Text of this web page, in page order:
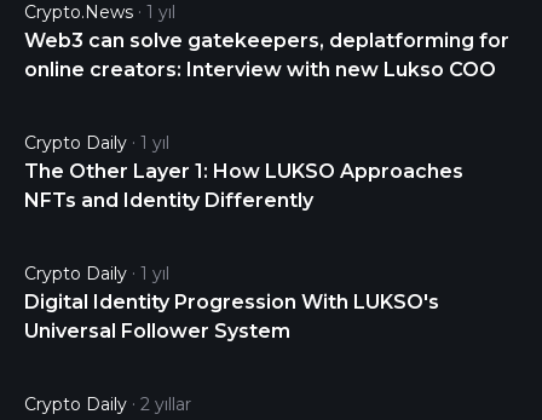
Crypto.news 1 yıl
Web3 can solve gatekeepers, deplatforming for
online creators: Interview with new Lukso COO
Crypto Daily 1 yıl
The Other Layer 1: How LUKSO Approaches
NFTs and Identity Differently
Crypto Daily 1 yıl
Digital Identity Progression With LUKSO's
Universal Follower System
Crypto Daily 2 yıllar